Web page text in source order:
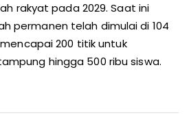
rakyat pada 2029. Saat ini
permanen telah dimulai di 104
200 titik untuk
hingga 500 ribu siswa.